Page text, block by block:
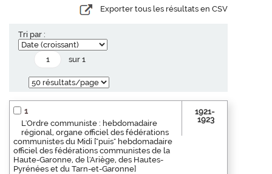
Exporter tous les résultats en CSV
Tri par :
sur 1
1
L'Ordre communiste : hebdomadaire
régional, organe officiel des fédérations
communistes du Midi ["puis" hebdomadaire
officiel des fédérations communistes de la
Haute-Garonne, de l'Ariège, des Hautes-
Pyrénées et du Tarn-et-Garonne]
1921-
1923